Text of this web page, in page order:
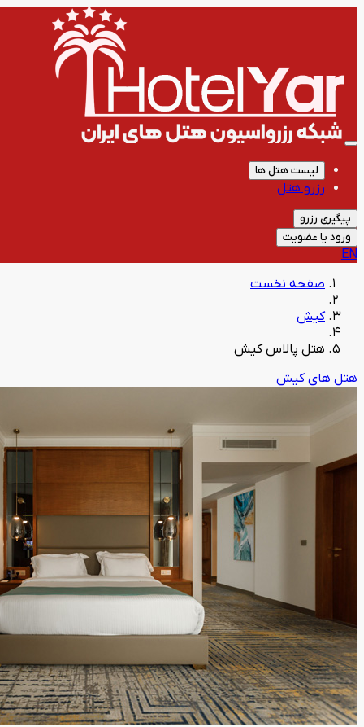
لیست هتل ها
رزرو هتل
پیگیری رزرو
ورود یا عضویت
EN
صفحه نخست
کیش
هتل پالاس کیش
هتل های کیش